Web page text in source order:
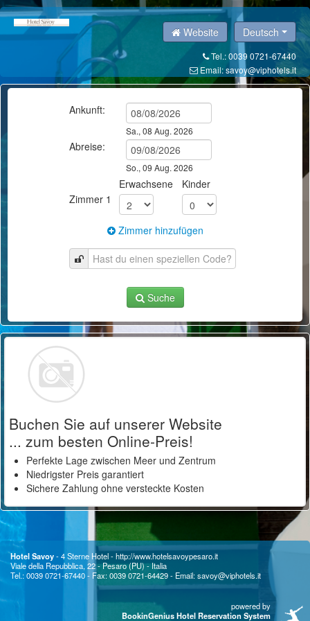
Website Deutsch
Tel.: 0039 0721-67440
Email:savoy@viphotels.it
Ankunft:
Sa., 08 Aug. 2026
Abreise:
So., 09 Aug. 2026
Zimmer 1
Erwachsene Kinder
Zimmer hinzufügen
Suche
Buchen Sie auf unserer Website
... zum besten Online-Preis!
Perfekte Lage zwischen Meer und Zentrum
Niedrigster Preis garantiert
Sichere Zahlung ohne versteckte Kosten
Hotel Savoy- 4 Sterne Hotel -http://www.hotelsavoypesaro.it
Viale della Repubblica, 22 - Pesaro (PU) - Italia
Tel.: 0039 0721-67440 - Fax: 0039 0721-64429 - Email:savoy@viphotels.it
powered by
BookinGenius Hotel Reservation System